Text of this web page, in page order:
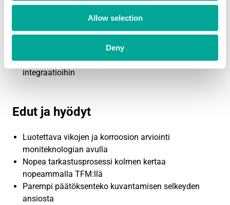
Allow selection
Deny
3.1, HDMI, Ethernet)
IP65-suojaus, MIL-STD-810G-pudotustestattu
Käyttölämpötila -10 °C … +45 °C
Päivitettävä ohjelmisto ja avoin API ulkoisiin
integraatioihin
Edut ja hyödyt
Luotettava vikojen ja korroosion arviointi
moniteknologian avulla
Nopea tarkastusprosessi kolmen kertaa
nopeammalla TFM:llä
Parempi päätöksenteko kuvantamisen selkeyden
ansiosta